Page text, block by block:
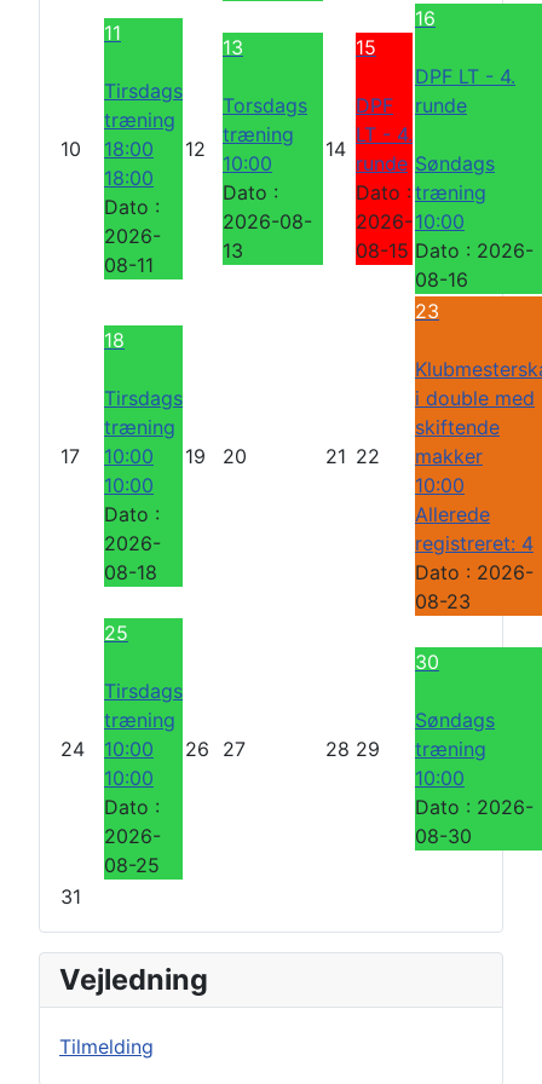
10
11
Tirsdags
træning
18:00
18:00
Dato :
2026-
08-11
12
13
Torsdags
træning
10:00
Dato :
2026-08-
13
14
15
DPF
LT - 4.
runde
Dato :
2026-
08-15
16
DPF LT - 4.
runde
Søndags
træning
10:00
Dato : 2026-
08-16
17
18
Tirsdags
træning
10:00
10:00
Dato :
2026-
08-18
19 20 21 22
23
i double med
skiftende
makker
10:00
Allerede
registreret: 4
Dato : 2026-
08-23
24
25
Tirsdags
træning
10:00
10:00
Dato :
2026-
08-25
26 27 28 29
30
Søndags
træning
10:00
Dato : 2026-
08-30
31
Vejledning
Tilmelding